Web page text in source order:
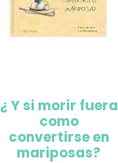
¿ Y si morir fuera
como
convertirse en
mariposas?